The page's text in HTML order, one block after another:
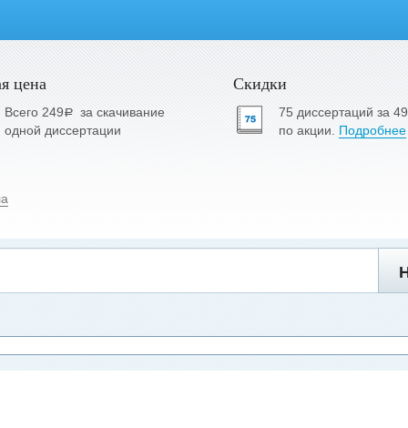
цена
Всего 249a за скачивание
одной диссертации
Скидки
75 диссертаций за
по акции. Подробнее